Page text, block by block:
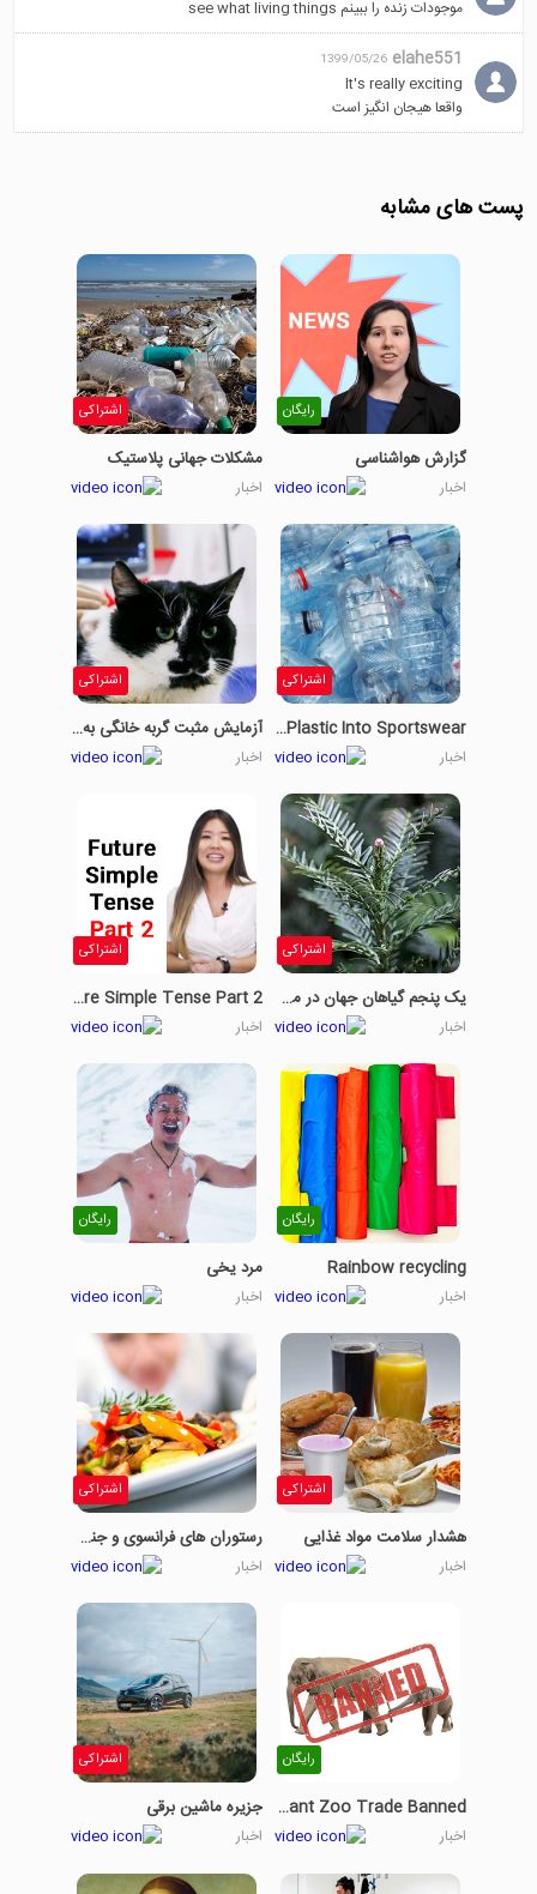
a global effort to sequence
موجودات زنده را ببینم see what living things
elahe551
1399/05/26
It's really exciting
واقعا هیجان انگیز است
پست های مشابه
رایگان
گزارش هواشناسی
اخبار
اشتراکی
مشکلات جهانی پلاستیک
اخبار
اشتراکی
Turning Plastic Into Sportswear
اخبار
اشتراکی
آزمایش مثبت گربه خانگی به ویروس کرونا
اخبار
اشتراکی
یک پنجم گیاهان جهان در معرض خطر هستند
اخبار
اشتراکی
Future Simple Tense Part 2
اخبار
رایگان
Rainbow recycling
اخبار
رایگان
مرد یخی
اخبار
اشتراکی
هشدار سلامت مواد غذایی
اخبار
اشتراکی
رستوران های فرانسوی و جنگ با تغییرات آب و هوایی
اخبار
رایگان
Baby Elephant Zoo Trade Banned
اخبار
اشتراکی
جزیره ماشین برقی
اخبار